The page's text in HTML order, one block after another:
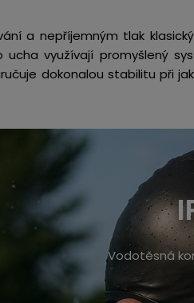
a nepříjemným tlak
ucha využívají promyšlený
dokonalou stabilitu při
Vodotěsná